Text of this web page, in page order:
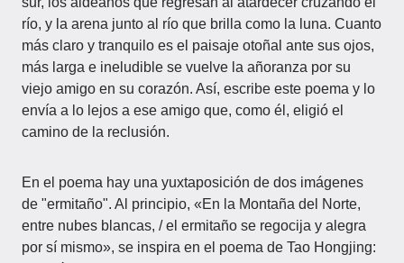
río, y la arena junto al río que brilla como la luna. Cuanto
más claro y tranquilo es el paisaje otoñal ante sus ojos,
más larga e ineludible se vuelve la añoranza por su
viejo amigo en su corazón. Así, escribe este poema y lo
envía a lo lejos a ese amigo que, como él, eligió el
camino de la reclusión.
En el poema hay una yuxtaposición de dos imágenes
de "ermitaño". Al principio, «En la Montaña del Norte,
entre nubes blancas, / el ermitaño se regocija y alegra
por sí mismo», se inspira en el poema de Tao Hongjing: